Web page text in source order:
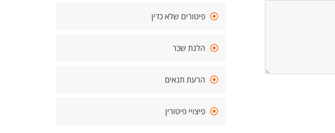
פיטורים שלא כדין
הלנת שכר
הרעת תנאים
פיצויי פיטורין